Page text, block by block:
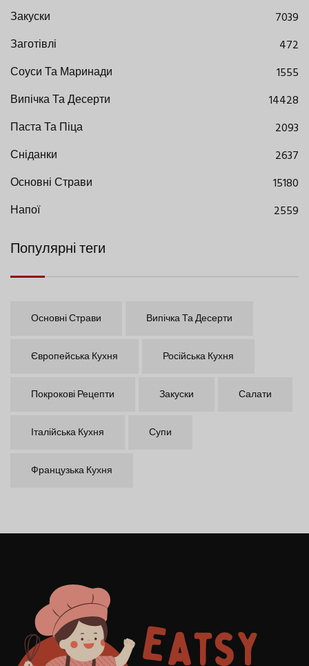
Закуски
7039
Заготівлі
472
Соуси Та Маринади
1555
Випічка Та Десерти
14428
Паста Та Піца
2093
Сніданки
2637
Основні Страви
15180
Напої
2559
Популярні теги
Основні Страви Випічка Та Десерти
Європейська Кухня Російська Кухня
Покрокові Рецепти Закуски Салати
Італійська Кухня Супи
Французька Кухня